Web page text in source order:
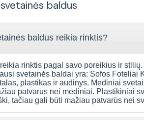
baldus
baldus reikia rinktis?
rinktis pagal savo poreikius ir
svetainės baldai yra: Sofos
plastikas ir audinys. Mediniai
patvarūs nei mediniai. Plastikiniai
tačiau gali būti mažiau patvarūs nei